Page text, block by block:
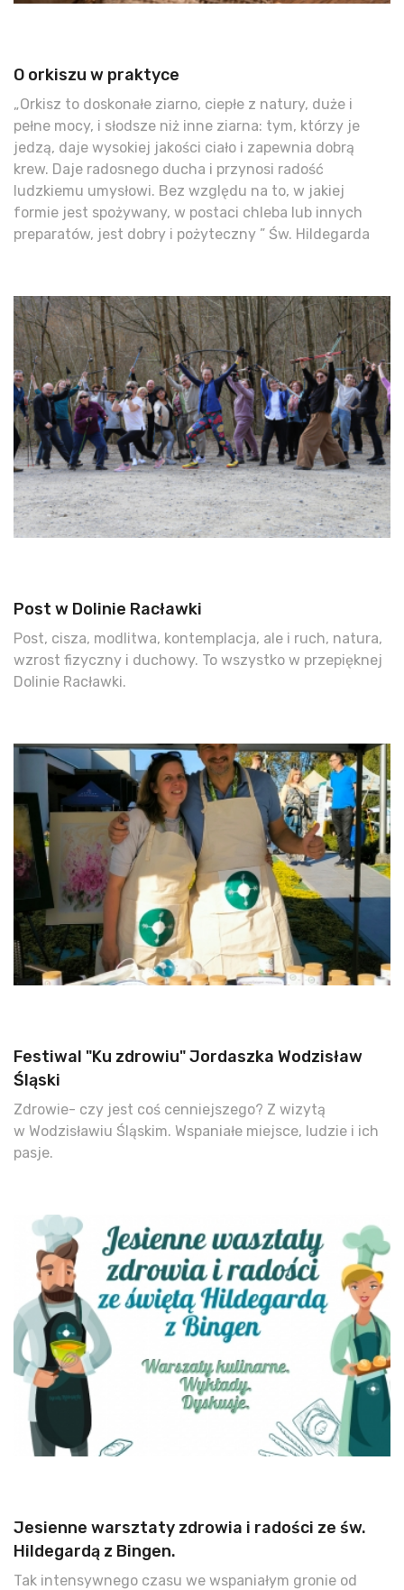
O orkiszu w praktyce
„Orkisz to doskonałe ziarno, ciepłe z natury, duże i
pełne mocy, i słodsze niż inne ziarna: tym, którzy je
jedzą, daje wysokiej jakości ciało i zapewnia dobrą
krew. Daje radosnego ducha i przynosi radość
ludzkiemu umysłowi. Bez względu na to, w jakiej
formie jest spożywany, w postaci chleba lub innych
preparatów, jest dobry i pożyteczny ” Św. Hildegarda
Post w Dolinie Racławki
Post, cisza, modlitwa, kontemplacja, ale i ruch, natura,
wzrost fizyczny i duchowy. To wszystko w przepięknej
Dolinie Racławki.
Festiwal "Ku zdrowiu" Jordaszka Wodzisław
Śląski
Zdrowie- czy jest coś cenniejszego? Z wizytą
w Wodzisławiu Śląskim. Wspaniałe miejsce, ludzie i ich
pasje.
Jesienne warsztaty zdrowia i radości ze św.
Hildegardą z Bingen.
Tak intensywnego czasu we wspaniałym gronie od